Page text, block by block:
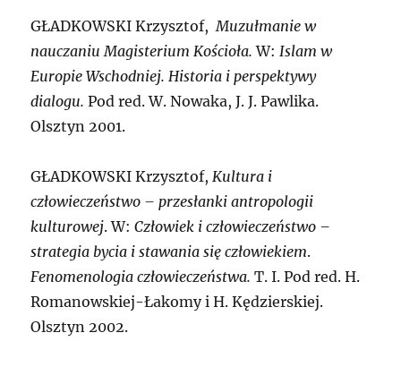
GŁADKOWSKI Krzysztof, Muzułmanie w
nauczaniu Magisterium Kościoła. W:Islam w
Europie Wschodniej. Historia i perspektywy
dialogu. Pod red. W. Nowaka, J. J. Pawlika.
Olsztyn 2001.
GŁADKOWSKI Krzysztof, Kultura i
człowieczeństwo – przesłanki antropologii
kulturowej. W:Człowiek i człowieczeństwo –
strategia bycia i stawania się człowiekiem.
Fenomenologia człowieczeństwa.T. I. Pod red. H.
Romanowskiej-Łakomy i H. Kędzierskiej.
Olsztyn 2002.